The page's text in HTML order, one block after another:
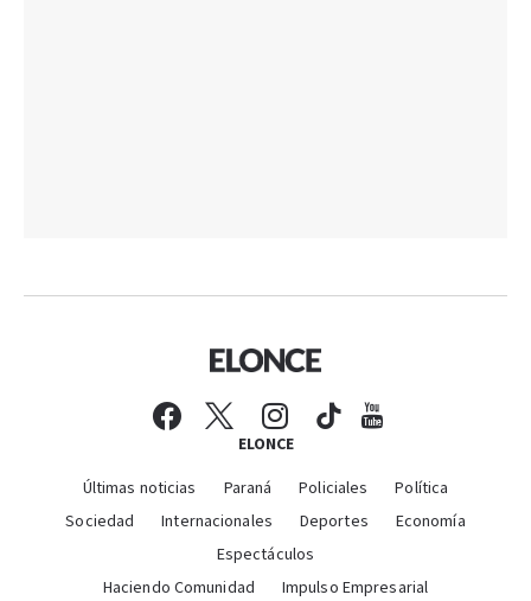
ELONCE
Últimas noticias Paraná Policiales
Política
Sociedad
Internacionales Deportes
Economía
Espectáculos
Haciendo Comunidad
Impulso Empresarial